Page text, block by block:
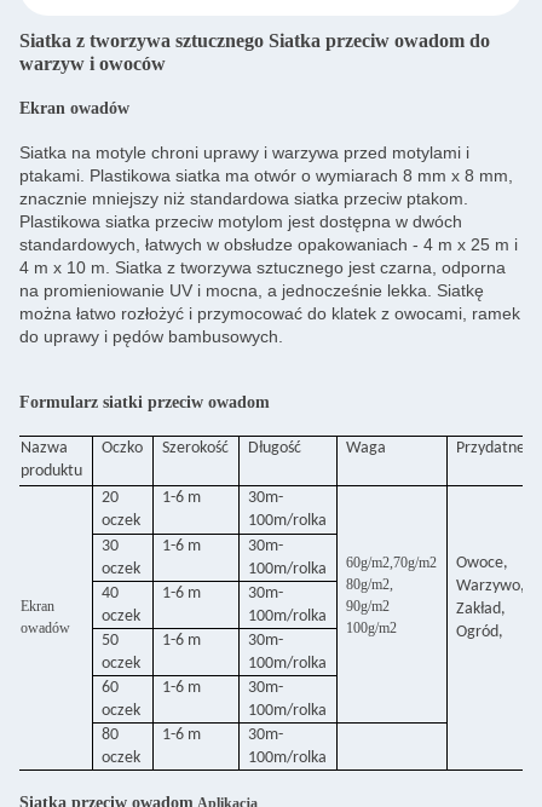
Siatka z tworzywa sztucznego Siatka przeciw owadom do
warzyw i owoców
Ekran owadów
Siatka na motyle chroni uprawy i warzywa przed motylami i
ptakami. Plastikowa siatka ma otwór o wymiarach 8 mm x 8 mm,
znacznie mniejszy niż standardowa siatka przeciw ptakom.
Plastikowa siatka przeciw motylom jest dostępna w dwóch
standardowych, łatwych w obsłudze opakowaniach - 4 m x 25 m i
4 m x 10 m. Siatka z tworzywa sztucznego jest czarna, odporna
na promieniowanie UV i mocna, a jednocześnie lekka. Siatkę
można łatwo rozłożyć i przymocować do klatek z owocami, ramek
do uprawy i pędów bambusowych.
Formularz siatki przeciw owadom
Nazwa
produktu
Oczko Szerokość Długość Waga Przydatne
Ekran
owadów
20
oczek
1-6 m
30m-
100m/rolka
60g/m2,70g/m2
80g/m2,
90g/m2
100g/m2
Owoce,
Warzywo,
Zakład,
Ogród,
30
oczek
1-6 m
30m-
100m/rolka
40
oczek
1-6 m
30m-
100m/rolka
50
oczek
1-6 m
30m-
100m/rolka
60
oczek
1-6 m
30m-
100m/rolka
80
oczek
1-6 m
30m-
100m/rolka
Siatka przeciw owadom Aplikacja